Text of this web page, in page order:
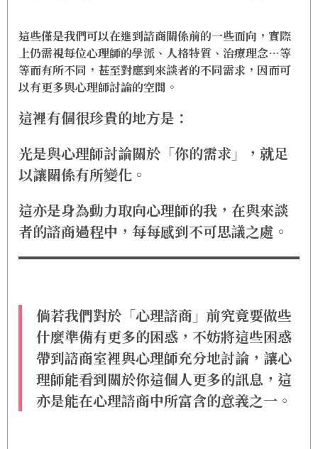
這些僅是我們可以在進到諮商關係前的一些面向，實際
上仍需視每位心理師的學派、人格特質、治療理念…等
等而有所不同，甚至對應到來談者的不同需求，因而可
以有更多與心理師討論的空間。
這裡有個很珍貴的地方是：
光是與心理師討論關於「你的需求」，就足
以讓關係有所變化。
這亦是身為動力取向心理師的我，在與來談
者的諮商過程中，每每感到不可思議之處。
倘若我們對於「心理諮商」前究竟要做些
什麼準備有更多的困惑，不妨將這些困惑
帶到諮商室裡與心理師充分地討論，讓心
理師能看到關於你這個人更多的訊息，這
亦是能在心理諮商中所富含的意義之一。